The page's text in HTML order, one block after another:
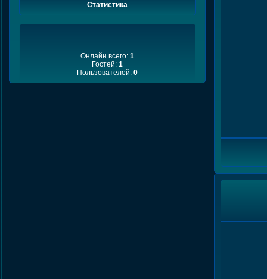
Статистика
Онлайн всего: 1
Гостей: 1
Пользователей: 0